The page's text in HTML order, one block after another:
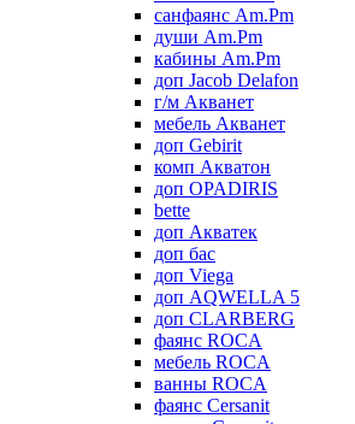
санфаянс Am.Pm
души Am.Pm
кабины Am.Pm
доп Jacob Delafon
г/м Акванет
мебель Акванет
доп Gebirit
комп Акватон
доп OPADIRIS
bette
доп Акватек
доп бас
доп Viega
доп AQWELLA 5
доп CLARBERG
фаянс ROCA
мебель ROCA
ванны ROCA
фаянс Cersanit